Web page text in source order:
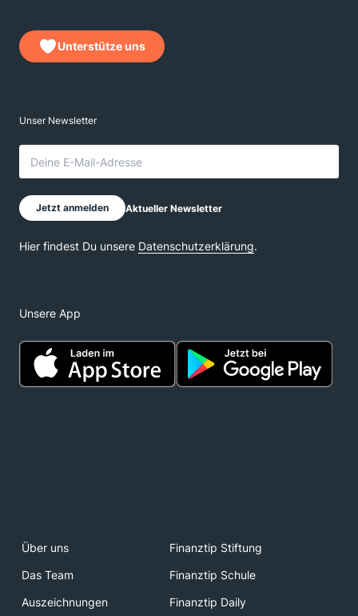
Unterstütze uns
Unsere App
Über uns
Finanztip Stiftung
Das Team
Finanztip Schule
Auszeichnungen
Finanztip Daily